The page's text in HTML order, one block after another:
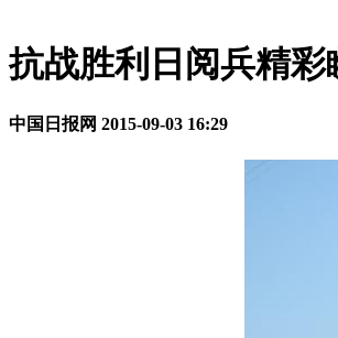
抗战胜利日阅兵精彩
中国日报网 2015-09-03 16:29